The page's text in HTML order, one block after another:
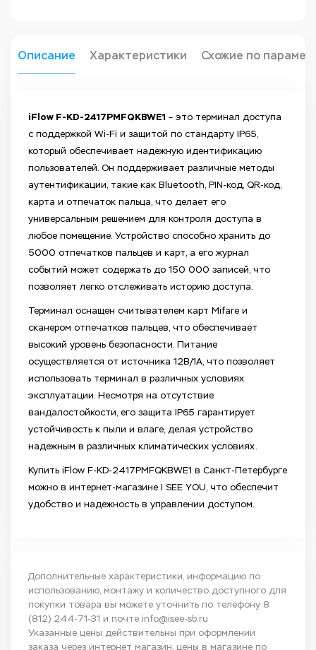
Описание Характеристики Схожие по
iFlow F-KD-2417PMFQKBWE1 – это терминал доступа
с поддержкой Wi-Fi и защитой по стандарту IP65,
который обеспечивает надежную идентификацию
пользователей. Он поддерживает различные методы
аутентификации, такие как Bluetooth, PIN-код, QR-код,
карта и отпечаток пальца, что делает его
универсальным решением для контроля доступа в
любое помещение. Устройство способно хранить до
5000 отпечатков пальцев и карт, а его журнал
событий может содержать до 150 000 записей, что
позволяет легко отслеживать историю доступа.
Терминал оснащен считывателем карт Mifare и
сканером отпечатков пальцев, что обеспечивает
высокий уровень безопасности. Питание
осуществляется от источника 12В/1А, что позволяет
использовать терминал в различных условиях
эксплуатации. Несмотря на отсутствие
вандалостойкости, его защита IP65 гарантирует
устойчивость к пыли и влаге, делая устройство
надежным в различных климатических условиях.
Купить iFlow F-KD-2417PMFQKBWE1 в Санкт-Петербурге
можно в интернет-магазине I SEE YOU, что обеспечит
удобство и надежность в управлении доступом.
Дополнительные характеристики, информацию по
использованию, монтажу и количество доступного для
покупки товара вы можете уточнить по телефону 8
(812) 244-71-31 и почте info@isee-sb.ru
Указанные цены действительны при оформлении
заказа через интернет магазин, цены в магазине по